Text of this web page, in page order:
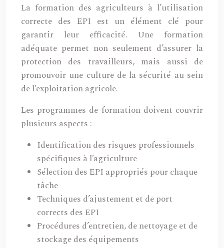
La formation des agriculteurs à l’utilisation
correcte des EPI est un élément clé pour
garantir leur efficacité. Une formation
adéquate permet non seulement d’assurer la
protection des travailleurs, mais aussi de
promouvoir une culture de la sécurité au sein
de l’exploitation agricole.
Les programmes de formation doivent couvrir
plusieurs aspects :
Identification des risques professionnels
spécifiques à l’agriculture
Sélection des EPI appropriés pour chaque
tâche
Techniques d’ajustement et de port
corrects des EPI
Procédures d’entretien, de nettoyage et de
stockage des équipements